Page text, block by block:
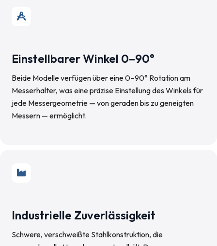
Einstellbarer Winkel 0–90°
Beide Modelle verfügen über eine 0–90° Rotation am
Messerhalter, was eine präzise Einstellung des Winkels für
jede Messergeometrie — von geraden bis zu geneigten
Messern — ermöglicht.
Industrielle Zuverlässigkeit
Schwere, verschweißte Stahlkonstruktion, die